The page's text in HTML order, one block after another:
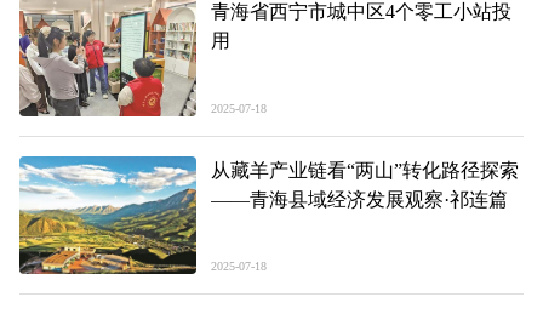
青海省西宁市城中区4个零工小站投
用
2025-07-18
从藏羊产业链看“两山”转化路径探索
——青海县域经济发展观察·祁连篇
2025-07-18